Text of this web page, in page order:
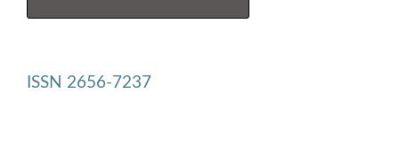
ISSN 2656-7237